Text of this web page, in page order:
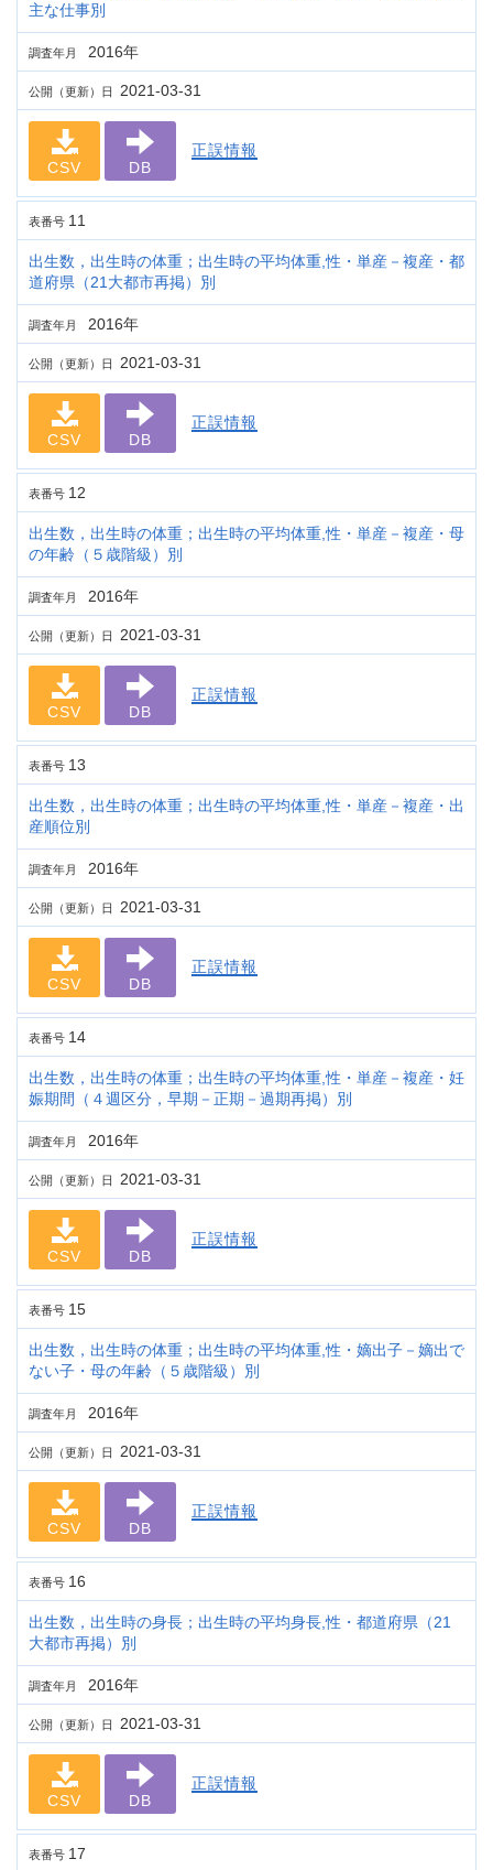
主な仕事別
調査年月 2016年
公開（更新）日 2021-03-31
CSV DB
正誤情報
表番号 11
出生数，出生時の体重；出生時の平均体重,性・単産－複産・都
道府県（21大都市再掲）別
調査年月 2016年
公開（更新）日 2021-03-31
CSV DB
正誤情報
表番号 12
出生数，出生時の体重；出生時の平均体重,性・単産－複産・母
の年齢（５歳階級）別
調査年月 2016年
公開（更新）日 2021-03-31
CSV DB
正誤情報
表番号 13
出生数，出生時の体重；出生時の平均体重,性・単産－複産・出
産順位別
調査年月 2016年
公開（更新）日 2021-03-31
CSV DB
正誤情報
表番号 14
出生数，出生時の体重；出生時の平均体重,性・単産－複産・妊
娠期間（４週区分，早期－正期－過期再掲）別
調査年月 2016年
公開（更新）日 2021-03-31
CSV DB
正誤情報
表番号 15
出生数，出生時の体重；出生時の平均体重,性・嫡出子－嫡出で
ない子・母の年齢（５歳階級）別
調査年月 2016年
公開（更新）日 2021-03-31
CSV DB
正誤情報
表番号 16
出生数，出生時の身長；出生時の平均身長,性・都道府県（21
大都市再掲）別
調査年月 2016年
公開（更新）日 2021-03-31
CSV DB
正誤情報
表番号 17